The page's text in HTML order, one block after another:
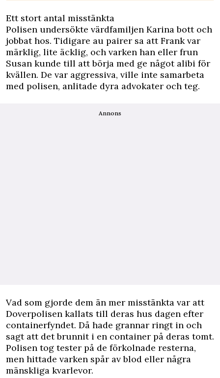
Ett stort antal misstänkta
Polisen undersökte värdfamiljen Karina bott och
jobbat hos. Tidigare au pairer sa att Frank var
märklig, lite äcklig, och varken han eller frun
Susan kunde till att börja med ge något alibi för
kvällen. De var aggressiva, ville inte samarbeta
med polisen, anlitade dyra advokater och teg.
Annons
Vad som gjorde dem än mer misstänkta var att
Doverpolisen kallats till deras hus dagen efter
containerfyndet. Då hade grannar ringt in och
sagt att det brunnit i en container på deras tomt.
Polisen tog tester på de förkolnade resterna,
men hittade varken spår av blod eller några
mänskliga kvarlevor.